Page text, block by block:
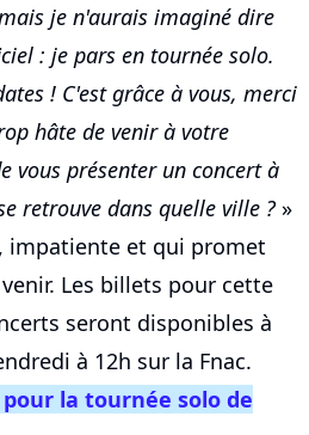
je n'aurais imaginé dire
: je pars en tournée solo.
! C'est grâce à vous, merci
hâte de venir à votre
vous présenter un concert à
retrouve dans quelle ville ?»
impatiente et qui promet
Les billets pour cette
seront disponibles à
à 12h sur la Fnac.
pour la tournée solo de